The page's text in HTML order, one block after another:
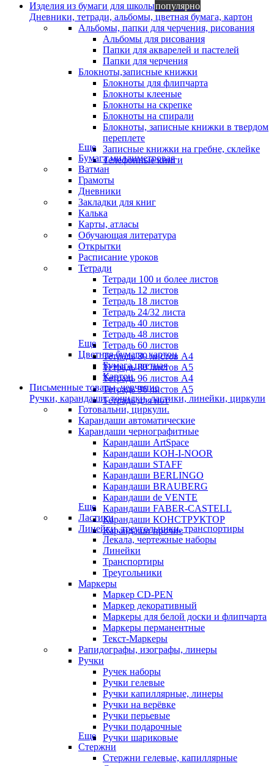
Изделия из бумаги для школыпопулярно
Дневники, тетради, альбомы, цветная бумага, картон
Альбомы, папки для черчения, рисования
Альбомы для рисования
Папки для акварелей и пастелей
Папки для черчения
Блокноты,записные книжки
Блокноты для флипчарта
Блокноты клееные
Блокноты на скрепке
Блокноты на спирали
Блокноты, записные книжки в твердом
переплете
Записные книжки на гребне, склейке
Телефонные книги
Еще
Бумага миллиметровая
Ватман
Грамоты
Дневники
Закладки для книг
Калька
Карты, атласы
Обучающая литература
Открытки
Расписание уроков
Тетради
Тетради 100 и более листов
Тетрадь 12 листов
Тетрадь 18 листов
Тетрадь 24/32 листа
Тетрадь 40 листов
Тетрадь 48 листов
Тетрадь 60 листов
Тетрадь 80 листов А4
Тетрадь 80 листов А5
Тетрадь 96 листов А4
Тетрадь 96 листов А5
Тетрадь для нот
Еще
Цветная бумага, картон
Бумага цветная
Картон
Письменные товары, черчение
Ручки, карандаши, точилки, ластики, линейки, циркули
Готовальни, циркули.
Карандаши автоматические
Карандаши чернографитные
Карандаши ArtSpace
Карандаши KOH-I-NOOR
Карандаши STAFF
Карандаши BERLINGO
Карандаши BRAUBERG
Карандаши de VENTE
Карандаши FABER-CASTELL
Карандаши КОНСТРУКТОР
Карандаши прочие
Еще
Ластики
Линейки, треугольники, транспортиры
Лекала, чертежные наборы
Линейки
Транспортиры
Треугольники
Маркеры
Маркер CD-PEN
Маркер декоративный
Маркеры для белой доски и флипчарта
Маркеры перманентные
Текст-Маркеры
Рапидографы, изографы, линеры
Ручки
Ручек наборы
Ручки гелевые
Ручки капиллярные, линеры
Ручки на верёвке
Ручки перьевые
Ручки подарочные
Ручки шариковые
Еще
Стержни
Стержни гелевые, капиллярные